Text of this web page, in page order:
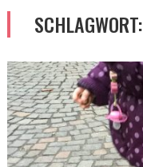
SCHLAGWORT: